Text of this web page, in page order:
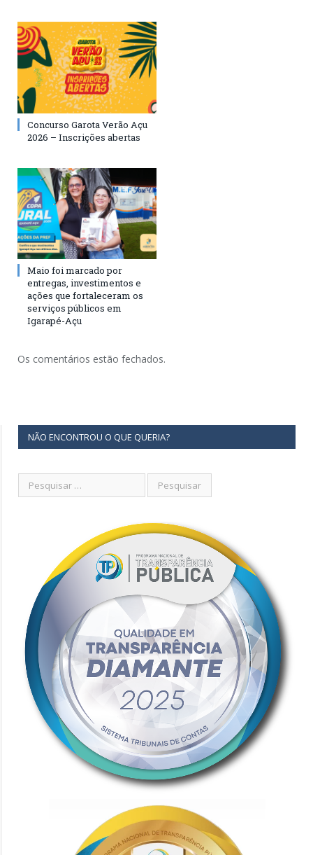
Concurso Garota Verão Açu
2026 – Inscrições abertas
Maio foi marcado por
entregas, investimentos e
ações que fortaleceram os
serviços públicos em
Igarapé-Açu
Os comentários estão fechados.
NÃO ENCONTROU O QUE QUERIA?